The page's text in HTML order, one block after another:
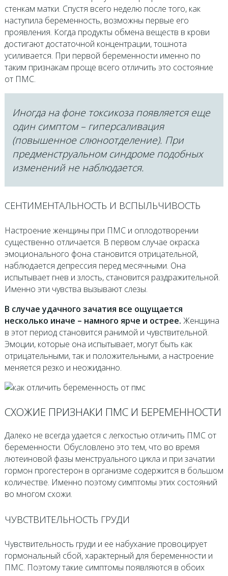
стенкам матки. Спустя всего неделю после того, как
наступила беременность, возможны первые его
проявления. Когда продукты обмена веществ в крови
достигают достаточной концентрации, тошнота
усиливается. При первой беременности именно по
таким признакам проще всего отличить это состояние
от ПМС.
Иногда на фоне токсикоза появляется еще
один симптом – гиперсаливация
(повышенное слюноотделение). При
предменструальном синдроме подобных
изменений не наблюдается.
СЕНТИМЕНТАЛЬНОСТЬ И ВСПЫЛЬЧИВОСТЬ
Настроение женщины при ПМС и оплодотворении
существенно отличается. В первом случае окраска
эмоционального фона становится отрицательной,
наблюдается депрессия перед месячными. Она
испытывает гнев и злость, становится раздражительной.
Именно эти чувства вызывают слезы.
В случае удачного зачатия все ощущается
несколько иначе – намного ярче и острее. Женщина
в этот период становится ранимой и чувствительной.
Эмоции, которые она испытывает, могут быть как
отрицательными, так и положительными, а настроение
меняется резко и неожиданно.
СХОЖИЕ ПРИЗНАКИ ПМС И БЕРЕМЕННОСТИ
Далеко не всегда удается с легкостью отличить ПМС от
беременности. Обусловлено это тем, что во время
лютеиновой фазы менструального цикла и при зачатии
гормон прогестерон в организме содержится в большом
количестве. Именно поэтому симптомы этих состояний
во многом схожи.
ЧУВСТВИТЕЛЬНОСТЬ ГРУДИ
Чувствительность груди и ее набухание провоцирует
гормональный сбой, характерный для беременности и
ПМС. Поэтому такие симптомы появляются в обоих